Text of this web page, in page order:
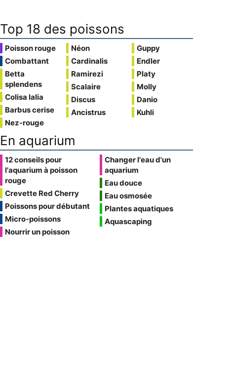
Top 18 des poissons
Poisson rouge
Combattant
Betta
splendens
Colisa lalia
Barbus cerise
Nez-rouge
Néon
Cardinalis
Ramirezi
Scalaire
Discus
Ancistrus
Guppy
Endler
Platy
Molly
Danio
Kuhli
En aquarium
12 conseils pour
l'aquarium à poisson
rouge
Crevette Red Cherry
Poissons pour débutant
Micro-poissons
Nourrir un poisson
Changer l'eau d'un
aquarium
Eau douce
Eau osmosée
Plantes aquatiques
Aquascaping